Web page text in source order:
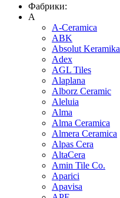
Фабрики:
A
A-Ceramica
ABK
Absolut Keramika
Adex
AGL Tiles
Alaplana
Alborz Ceramic
Aleluia
Alma
Alma Ceramica
Almera Ceramica
Alpas Cera
AltaCera
Amin Tile Co.
Aparici
Apavisa